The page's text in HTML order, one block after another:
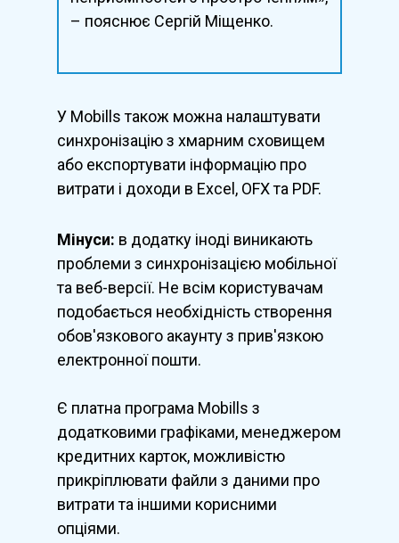
У Mobills також можна налаштувати
синхронізацію з хмарним сховищем
або експортувати інформацію про
витрати і доходи в Excel, OFX та PDF.
Мінуси: в додатку іноді виникають
проблеми з синхронізацією мобільної
та веб-версії. Не всім користувачам
подобається необхідність створення
обов'язкового акаунту з прив'язкою
електронної пошти.
Є платна програма Mobills з
додатковими графіками, менеджером
кредитних карток, можливістю
прикріплювати файли з даними про
витрати та іншими корисними
опціями.
– пояснює Сергій Міщенко.